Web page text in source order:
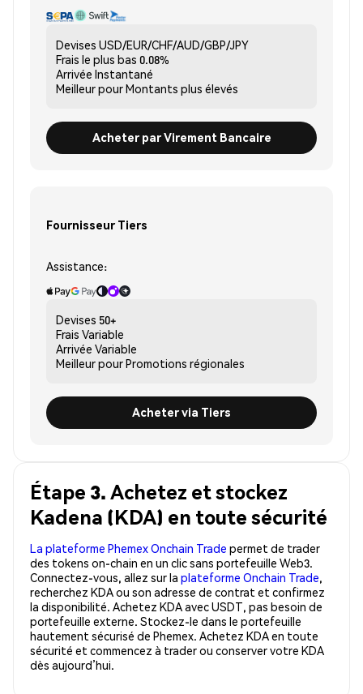
Devises USD/EUR/CHF/AUD/GBP/JPY
Frais le plus bas 0.08%
Arrivée Instantané
Meilleur pourMontants plus élevés
Acheter par Virement Bancaire
Fournisseur Tiers
Assistance:
Devises 50+
Frais Variable
Arrivée Variable
Meilleur pourPromotions régionales
Acheter via Tiers
Étape 3. Achetez et stockez
Kadena (KDA) en toute sécurité
La plateforme Phemex Onchain Trade permet de trader
des tokens on-chain en un clic sans portefeuille Web3.
Connectez-vous, allez sur la plateforme Onchain Trade,
recherchez KDA ou son adresse de contrat et confirmez
la disponibilité. Achetez KDA avec USDT, pas besoin de
portefeuille externe. Stockez-le dans le portefeuille
hautement sécurisé de Phemex. Achetez KDA en toute
sécurité et commencez à trader ou conserver votre KDA
dès aujourd’hui.